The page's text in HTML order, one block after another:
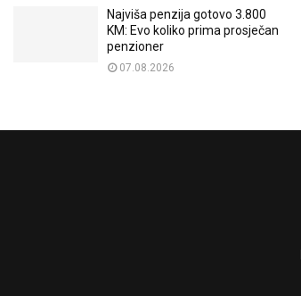
Najviša penzija gotovo 3.800
KM: Evo koliko prima prosječan
penzioner
07.08.2026